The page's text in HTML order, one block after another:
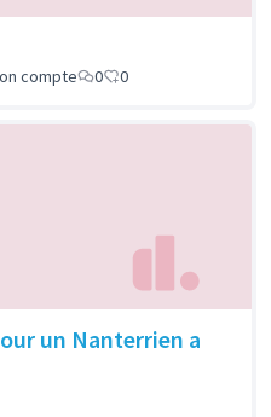
compte 0 0
un Nanterrien a